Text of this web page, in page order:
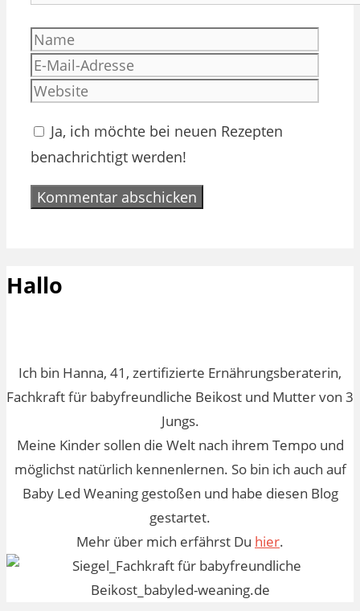
Name
Ja, ich möchte bei neuen Rezepten
benachrichtigt werden!
Hallo
Ich bin Hanna, 41, zertifizierte Ernährungsberaterin,
Fachkraft für babyfreundliche Beikost und Mutter von 3
Jungs.
Meine Kinder sollen die Welt nach ihrem Tempo und
möglichst natürlich kennenlernen. So bin ich auch auf
Baby Led Weaning gestoßen und habe diesen Blog
gestartet.
Mehr über mich erfährst Du hier.